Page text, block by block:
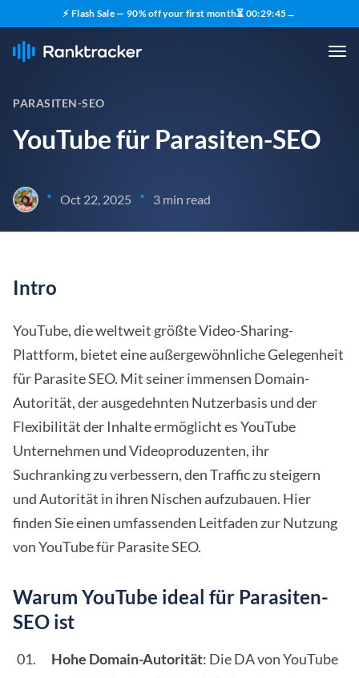
⚡ Flash Sale — 90% off your first month⏳ 00:29:44→
PARASITEN-SEO
YouTube für Parasiten-SEO
• Oct 22, 2025 • 3 min read
Intro
YouTube, die weltweit größte Video-Sharing-
Plattform, bietet eine außergewöhnliche Gelegenheit
für Parasite SEO. Mit seiner immensen Domain-
Autorität, der ausgedehnten Nutzerbasis und der
Flexibilität der Inhalte ermöglicht es YouTube
Unternehmen und Videoproduzenten, ihr
Suchranking zu verbessern, den Traffic zu steigern
und Autorität in ihren Nischen aufzubauen. Hier
finden Sie einen umfassenden Leitfaden zur Nutzung
von YouTube für Parasite SEO.
Warum YouTube ideal für Parasiten-
SEO ist
Hohe Domain-Autorität: Die DA von YouTube